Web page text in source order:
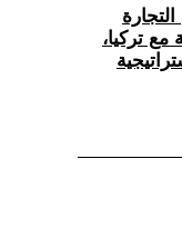
تركيا،